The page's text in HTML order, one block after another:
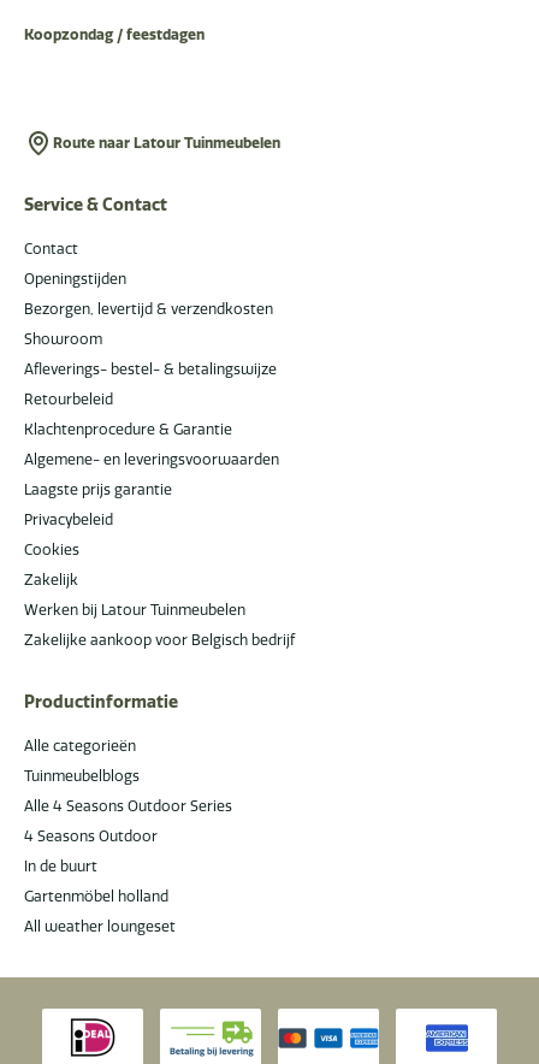
Koopzondag / feestdagen
Route naar Latour Tuinmeubelen
Service & Contact
Contact
Openingstijden
Bezorgen, levertijd & verzendkosten
Showroom
Afleverings- bestel- & betalingswijze
Retourbeleid
Klachtenprocedure & Garantie
Algemene- en leveringsvoorwaarden
Laagste prijs garantie
Privacybeleid
Cookies
Zakelijk
Werken bij Latour Tuinmeubelen
Zakelijke aankoop voor Belgisch bedrijf
Productinformatie
Alle categorieën
Tuinmeubelblogs
Alle 4 Seasons Outdoor Series
4 Seasons Outdoor
In de buurt
Gartenmöbel holland
All weather loungeset